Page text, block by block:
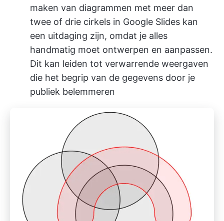
maken van diagrammen met meer dan
twee of drie cirkels in Google Slides kan
een uitdaging zijn, omdat je alles
handmatig moet ontwerpen en aanpassen.
Dit kan leiden tot verwarrende weergaven
die het begrip van de gegevens door je
publiek belemmeren